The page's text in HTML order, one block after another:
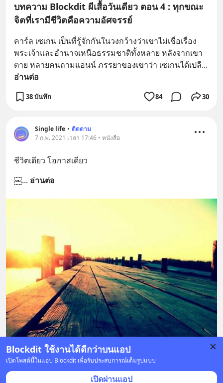
Blockdit ใช้งานได้ดีกว่าบนแอป
เปิดโพสต์นี้ในแอป Blockdit เพื่อรับประสบการณ์เต็มรูปแบบ
เปิดผ่านแอป
บทความ Blockdit ผีเสื้อวันเดียว ตอน 4 : ทุกขณะ
จิตที่เรามีชีวิตคือความอัศจรรย์
คาร์ล เซเกน เป็นที่รู้จักกันในวงกว้างว่าเขาไม่เชื่อเรื่อง
พระเจ้าและอำนาจเหนือธรรมชาติทั้งหลาย หลังจากเขา
ตาย หลายคนถามแอนน์ ภรรยาของเขาว่า เซเกนได้เปลี
อ่านต่อ
38 บันทึก 84 30
Single life • ติดตาม
7 ก.พ. 2021 เวลา 17:46 • หนังสือ
ชีวิตเดียว โอกาสเดียว
￼... อ่านต่อ
3 บันทึก 8 3